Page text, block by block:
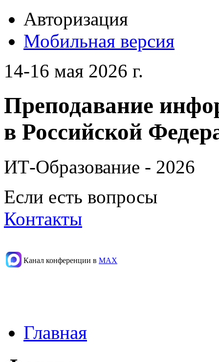
Авторизация
Мобильная версия
14-16 мая 2026 г.
Преподавание
в Российской
ИТ-Образование - 2026
Если есть вопросы
Контакты
Канал конференции в МАХ
Главная